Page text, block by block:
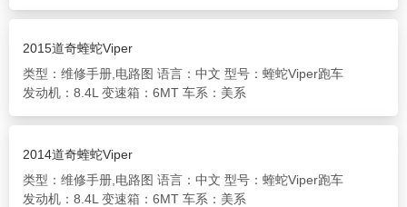
2015道奇蝰蛇Viper
类型：维修手册,电路图 语言：中文 型号：蝰蛇Viper跑车
发动机：8.4L 变速箱：6MT 车系：美系
2014道奇蝰蛇Viper
类型：维修手册,电路图 语言：中文 型号：蝰蛇Viper跑车
发动机：8.4L 变速箱：6MT 车系：美系